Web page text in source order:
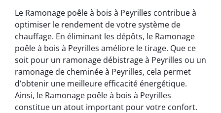
Le Ramonage poêle à bois à Peyrilles contribue à
optimiser le rendement de votre système de
chauffage. En éliminant les dépôts, le Ramonage
poêle à bois à Peyrilles améliore le tirage. Que ce
soit pour un ramonage débistrage à Peyrilles ou un
ramonage de cheminée à Peyrilles, cela permet
d’obtenir une meilleure efficacité énergétique.
Ainsi, le Ramonage poêle à bois à Peyrilles
constitue un atout important pour votre confort.